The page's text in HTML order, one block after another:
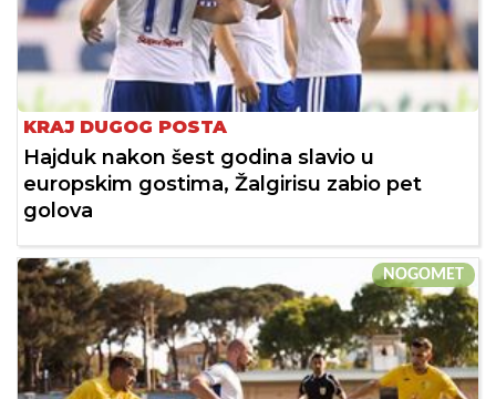
KRAJ DUGOG POSTA
Hajduk nakon šest godina slavio u
europskim gostima, Žalgirisu zabio pet
golova
NOGOMET